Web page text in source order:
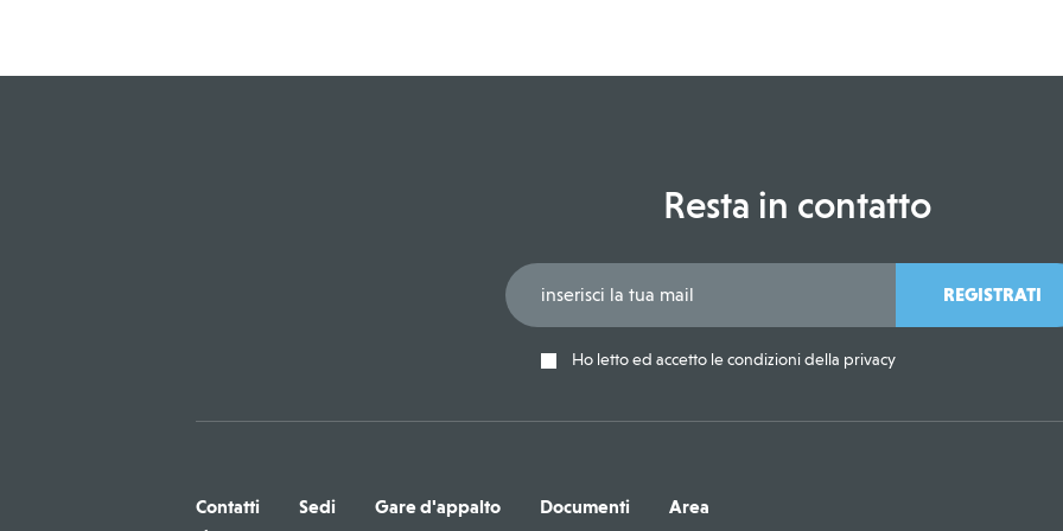
Resta in contatto
REGISTRATI
Ho letto ed accetto le condizioni della privacy
Contatti Sedi Gare d'appalto Documenti
Area